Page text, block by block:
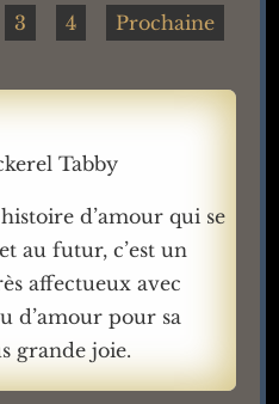
3 4 Prochaine
Tabby
d’amour qui se
au futur, c’est un
affectueux avec
d’amour pour sa
grande joie.